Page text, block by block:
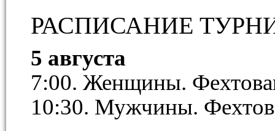
РАСПИСАНИЕ
5 августа
7:00. Женщины.
10:30. Мужчины.